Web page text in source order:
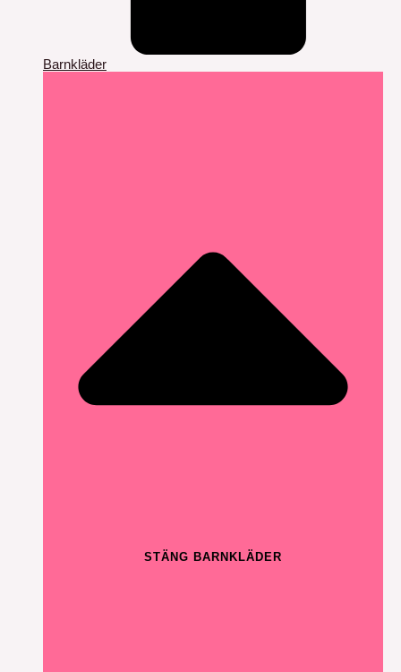
Barnkläder
STÄNG BARNKLÄDER